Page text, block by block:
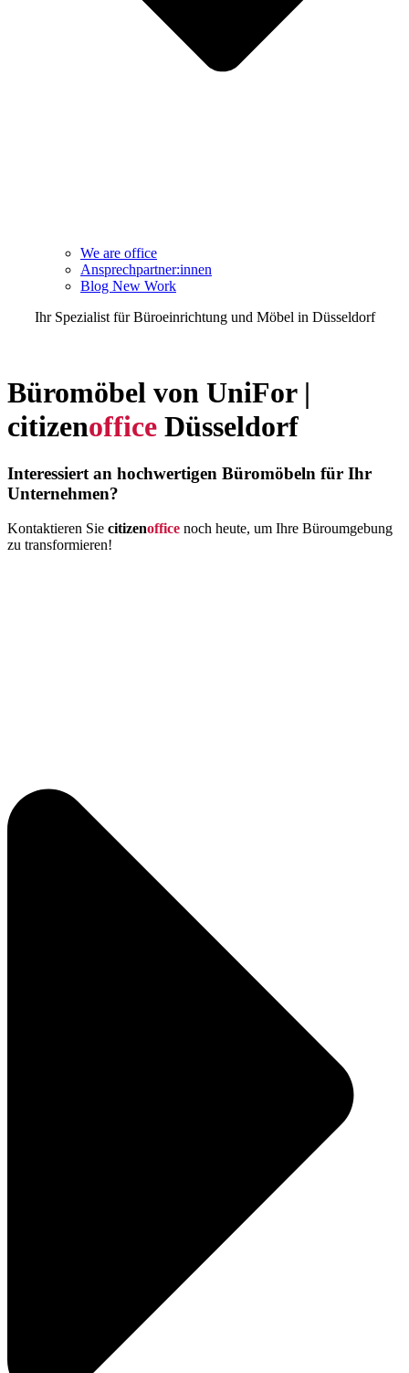
We are office
Ansprechpartner:innen
Blog New Work
Ihr Spezialist für Büroeinrichtung und Möbel in Düsseldorf
Büromöbel von UniFor |
citizenoffice Düsseldorf
Interessiert an hochwertigen Büromöbeln für Ihr
Unternehmen?
Kontaktieren Sie citizenoffice noch heute, um Ihre Büroumgebung
zu transformieren!